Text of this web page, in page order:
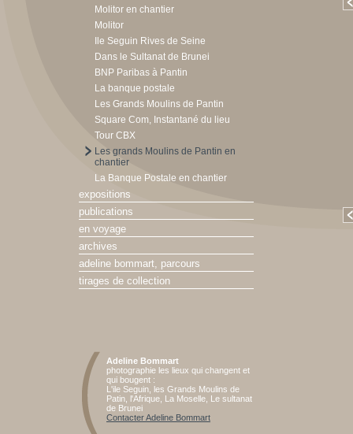
Molitor en chantier
Molitor
Ile Seguin Rives de Seine
Dans le Sultanat de Brunei
BNP Paribas à Pantin
La banque postale
Les Grands Moulins de Pantin
Square Com, Instantané du lieu
Tour CBX
Les grands Moulins de Pantin en
chantier
La Banque Postale en chantier
expositions
publications
en voyage
archives
adeline bommart, parcours
tirages de collection
Adeline Bommart
photographie les lieux qui changent et
qui bougent :
L'ile Seguin, les Grands Moulins de
Patin, l'Afrique, La Moselle, Le sultanat
de Brunei
Contacter Adeline Bommart